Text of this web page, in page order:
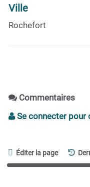
Ville
Rochefort
Commentaires
Se connecter pour
Éditer la page